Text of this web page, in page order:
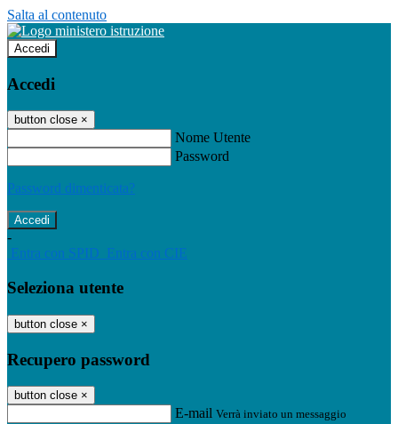
Salta al contenuto
Accedi
Accedi
button close ×
Nome Utente
Password
Password dimenticata?
-
Entra con SPID Entra con CIE
Seleziona utente
button close ×
Recupero password
button close ×
E-mail Verrà inviato un messaggio